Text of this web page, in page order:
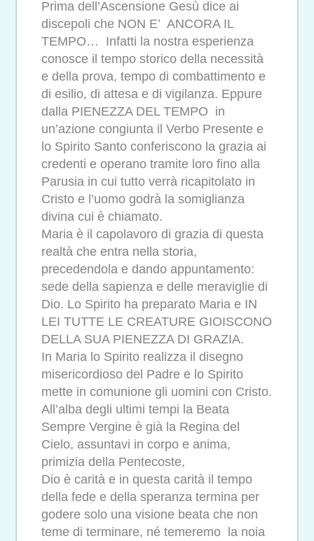
Prima dell’Ascensione Gesù dice ai
discepoli che NON E’ ANCORA IL
TEMPO… Infatti la nostra esperienza
conosce il tempo storico della necessità
e della prova, tempo di combattimento e
di esilio, di attesa e di vigilanza. Eppure
dalla PIENEZZA DEL TEMPO in
un’azione congiunta il Verbo Presente e
lo Spirito Santo conferiscono la grazia ai
credenti e operano tramite loro fino alla
Parusia in cui tutto verrà ricapitolato in
Cristo e l’uomo godrà la somiglianza
divina cui è chiamato.
Maria è il capolavoro di grazia di questa
realtà che entra nella storia,
precedendola e dando appuntamento:
sede della sapienza e delle meraviglie di
Dio. Lo Spirito ha preparato Maria e IN
LEI TUTTE LE CREATURE GIOISCONO
DELLA SUA PIENEZZA DI GRAZIA.
In Maria lo Spirito realizza il disegno
misericordioso del Padre e lo Spirito
mette in comunione gli uomini con Cristo.
All’alba degli ultimi tempi la Beata
Sempre Vergine è già la Regina del
Cielo, assuntavi in corpo e anima,
primizia della Pentecoste,
Dio è carità e in questa carità il tempo
della fede e della speranza termina per
godere solo una visione beata che non
teme di terminare, né temeremo la noia